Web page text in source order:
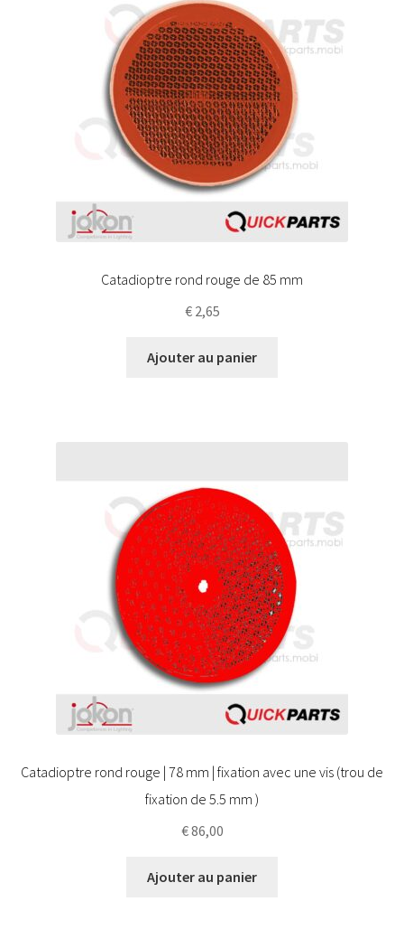
Catadioptre rond rouge de 85 mm
€2,65
Ajouter au panier
Catadioptre rond rouge | 78 mm | fixation avec une vis (trou de
fixation de 5.5 mm )
€86,00
Ajouter au panier